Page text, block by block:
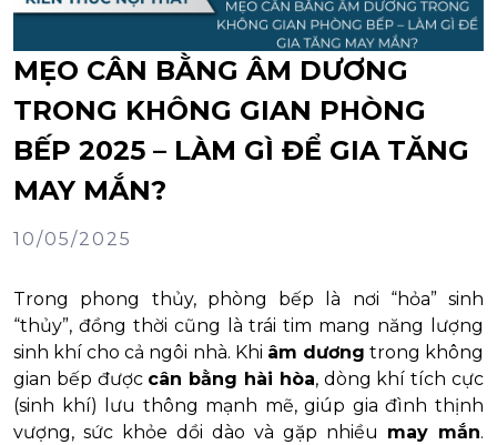
MẸO CÂN BẰNG ÂM DƯƠNG
TRONG KHÔNG GIAN PHÒNG
BẾP 2025 – LÀM GÌ ĐỂ GIA TĂNG
MAY MẮN?
10/05/2025
Trong phong thủy, phòng bếp là nơi “hỏa” sinh
“thủy”, đồng thời cũng là trái tim mang năng lượng
sinh khí cho cả ngôi nhà. Khi âm dương trong không
gian bếp được cân bằng hài hòa, dòng khí tích cực
(sinh khí) lưu thông mạnh mẽ, giúp gia đình thịnh
vượng, sức khỏe dồi dào và gặp nhiều may mắn.